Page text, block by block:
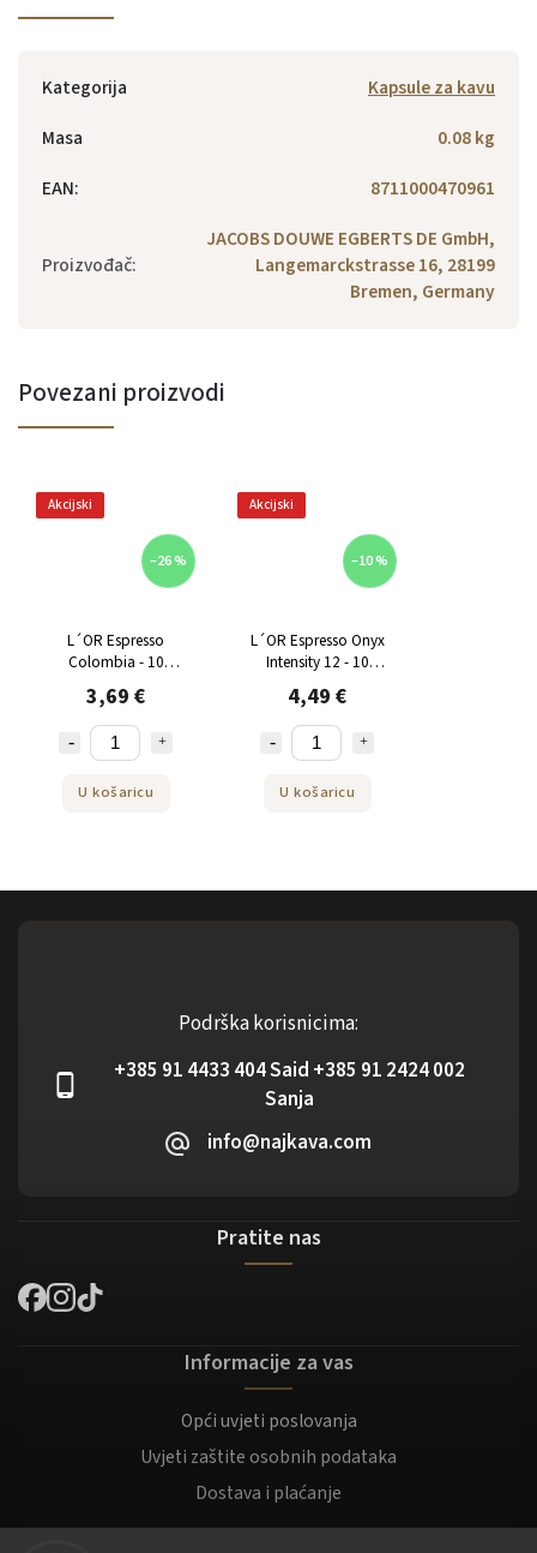
Kategorija
Kapsule za kavu
Masa
0.08 kg
EAN: 8711000470961
Proizvođač:
JACOBS DOUWE EGBERTS DE GmbH,
Langemarckstrasse 16, 28199
Bremen, Germany
Povezani proizvodi
Akcijski
–26 %
L´OR Espresso
Colombia - 10
aluminijskih kapsula
kompatibilnih s
Nespresso® aparatima
za kavu*
3,69 €
U košaricu
Akcijski
–10 %
L´OR Espresso Onyx
Intensity 12 - 10
aluminijskih kapsula
kompatibilnih s
Nespresso® aparatima
za kavu*
4,49 €
U košaricu
Podrška korisnicima:
+385 91 4433 404 Said +385 91 2424 002
Sanja
info@najkava.com
Pratite nas
Informacije za vas
Opći uvjeti poslovanja
Uvjeti zaštite osobnih podataka
Dostava i plaćanje